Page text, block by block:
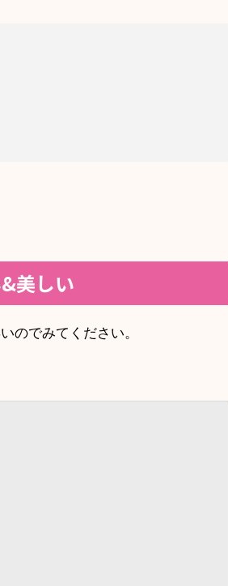
美しい
のでみてください。